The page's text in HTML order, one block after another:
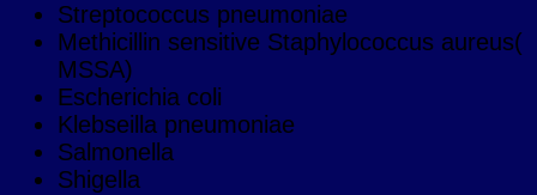
Streptococcus pneumoniae
Methicillin sensitive Staphylococcus aureus(
MSSA)
Escherichia coli
Klebseilla pneumoniae
Salmonella
Shigella